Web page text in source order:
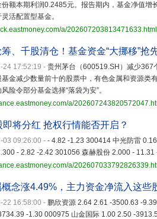
份额本期利润0.2485元。报告期内，基金净
活配置型基金。
a/202607203813471633.html
、千股清仓！基金资金“大挪移”抢
24 17:52:19 - 贵州茅台（600519.SH）减少367
减少数量前十的股票中，有色金属和资源类
险令部分基金选择“落袋为安”。
a/
即将分红 抢权行情能否开启？
03 09:26:00 - - 4.82 -1.23 300414 中光防雷
- 2.82 -2.42 301056 森赫股份 2.000 -
a/
念涨4.49%，主力资金净流入这些
22 16:58:00 - 鹏欣资源 2.64 2.61 -3500.63 -
-1.30 000975 山金国际 1.00 2.50 -